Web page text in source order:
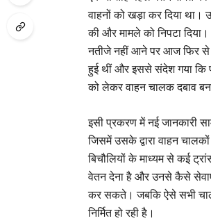
वाहनों को खड़ा कर दिया था।
की और मामले को निपटा
नतीजे नहीं आने पर आज फिर से
हुई थीं और इससे संदेश गया कि
को लेकर वाहन चालक दबाव
इसी प्रकरण में नई जानकारी
जिसमें उसके द्वारा वाहन
बिचौलियों के माध्यम से कई
वेतन देना है और उनसे कैसे सेवाएं
कर सकते। जबकि ऐसे सभी
निर्मित हो रही है।